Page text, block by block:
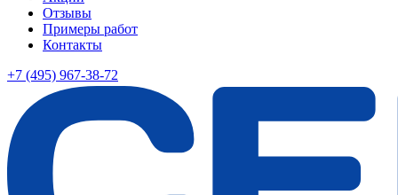
Отзывы
Примеры работ
Контакты
+7 (495) 967-38-72